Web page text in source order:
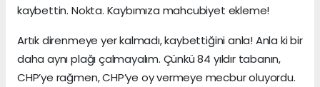
kaybettin. Nokta. Kaybımıza mahcubiyet ekleme!
Artık direnmeye yer kalmadı, kaybettiğini anla! Anla ki bir
daha aynı plağı çalmayalım. Çünkü 84 yıldır tabanın,
CHP’ye rağmen, CHP’ye oy vermeye mecbur oluyordu.